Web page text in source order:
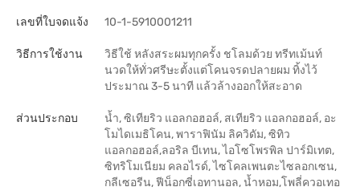
เลขที่ใบจดแจ้ง 10-1-5910001211
วิธีการใช้งาน
วิธีใช้ หลังสระผมทุกครั้ง ชโลมด้วย ทรีทเม้นท์
นวดให้ทั่วศรีษะตั้งแต่โคนจรดปลายผม ทิ้งไว้
ประมาณ 3-5 นาที แล้วล้างออกให้สะอาด
ส่วนประกอบ
น้ำ, ซิเทียริว แอลกอฮอล์, สเทียริว แอลกอฮอล์, อะ
โมไดเมธิโคน, พาราฟินัม ลิควิดัม, ซิทิว
แอลกอฮอล์,ลอริล บีเทน, ไอโซโพรพิล ปาร์มิเทต,
ซิทริโมเนียม คลอไรด์, ไซโคลเพนตะไซลอกเซน,
กลีเซอรีน, ฟีน็อกซี่เอทานอล, น้ำหอม,โพลี่ควอเทอ